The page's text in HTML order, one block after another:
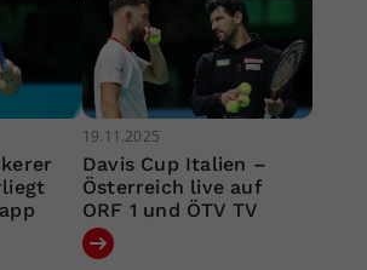
19.11.2025
Davis Cup Italien –
Österreich live auf
ORF 1 und ÖTV TV